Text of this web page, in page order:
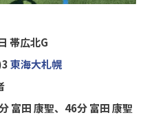
帯広北G
東海大札幌
富田 康聖、46分 富田 康聖